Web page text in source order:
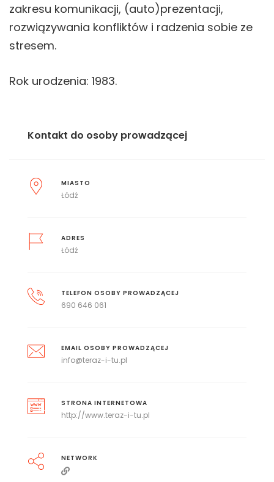
zakresu komunikacji, (auto)prezentacji,
rozwiązywania konfliktów i radzenia sobie ze
stresem.
Rok urodzenia: 1983.
Kontakt do osoby prowadzącej
MIASTO
Łódź
ADRES
Łódź
TELEFON OSOBY PROWADZĄCEJ
690 646 061
EMAIL OSOBY PROWADZĄCEJ
info@teraz-i-tu.pl
STRONA INTERNETOWA
http://www.teraz-i-tu.pl
NETWORK